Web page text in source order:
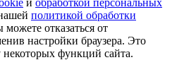
и обработкой персональных
политикой обработки
можете отказаться от
настройки браузера. Это
функций сайта.